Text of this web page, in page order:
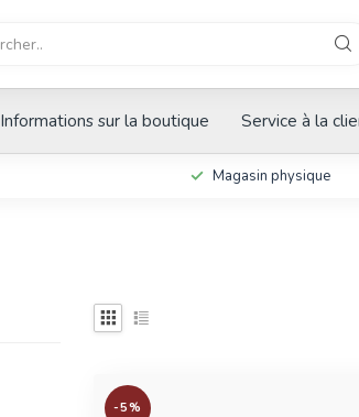
Informations sur la boutique Service à la
Magasin physique
-5%